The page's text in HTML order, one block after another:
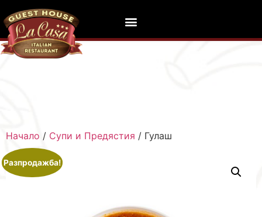
Начало / Супи и Предястия / Гулаш
Разпродажба!